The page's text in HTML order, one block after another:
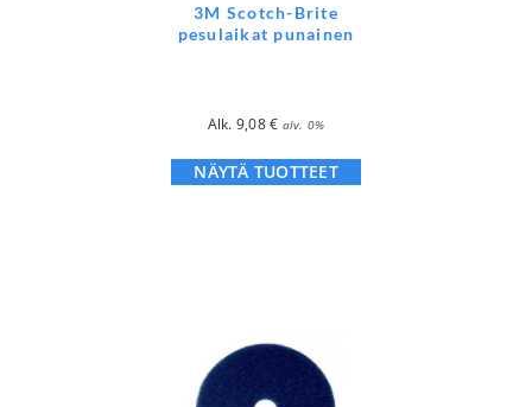
3M Scotch-Brite
pesulaikat punainen
Alk. 9,08€ alv. 0%
NÄYTÄ TUOTTEET